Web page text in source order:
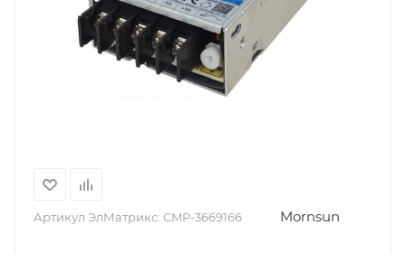
Артикул ЭлМатрикс: CMP-3669166 Mornsun